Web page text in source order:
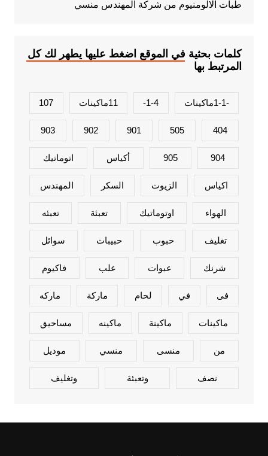
طبات الالومنيوم من شركة المهندس منسي
كلمات بحثية في الموقع اضغط عليها يطهر لك كل
المرتبط بها
-1-1ماكينات 1-4- 11ماكينات 107
404
505
901
902
903
904
905 أكياس اتوماتيك
اكياس الزيوت السكر المهندس
الهواء اوتوماتيك تعبئة تعبئه
تغليف حبوب حبيبات سوائل
شرنك عبوات علب فاكيوم
فى في لحام ماركة ماركه
ماكينات ماكينة ماكينه مساحيق
من منسى منسي موديل
نصف وتعبئة وتغليف